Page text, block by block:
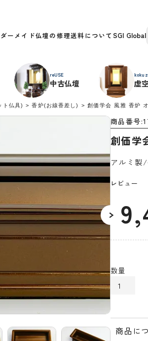
ーメイド仏壇の修理送料について
reUSE
中古仏壇 虚
ト仏具) 香炉(お線香差し) 創価学会 風雅 香炉
商品番号
創価学
アルミ製
レビュー
¥
商品に